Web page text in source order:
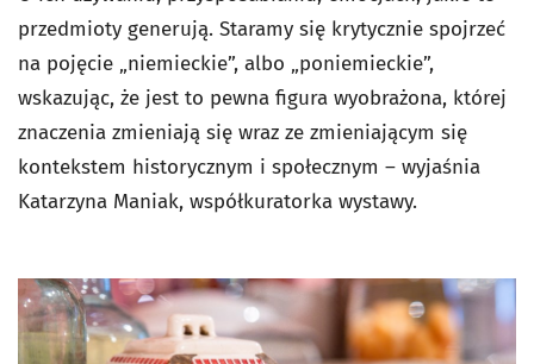
przedmioty generują. Staramy się krytycznie spojrzeć
na pojęcie „niemieckie”, albo „poniemieckie”,
wskazując, że jest to pewna figura wyobrażona, której
znaczenia zmieniają się wraz ze zmieniającym się
kontekstem historycznym i społecznym – wyjaśnia
Katarzyna Maniak, współkuratorka wystawy.